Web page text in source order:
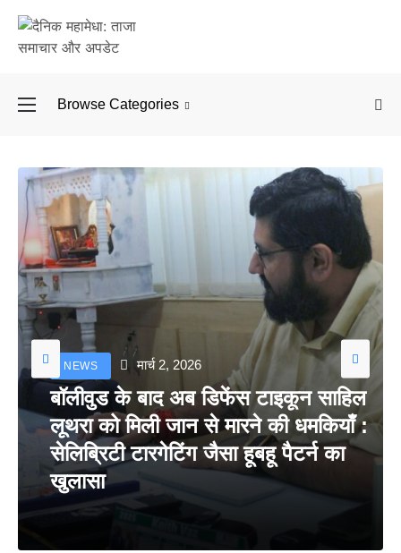
Browse Categories
NEWS मार्च 2, 2026
बॉलीवुड के बाद अब डिफेंस टाइकून साहिल
लूथरा को मिली जान से मारने की धमकियाँ :
सेलिब्रिटी टारगेटिंग जैसा हूबहू पैटर्न का
खुलासा